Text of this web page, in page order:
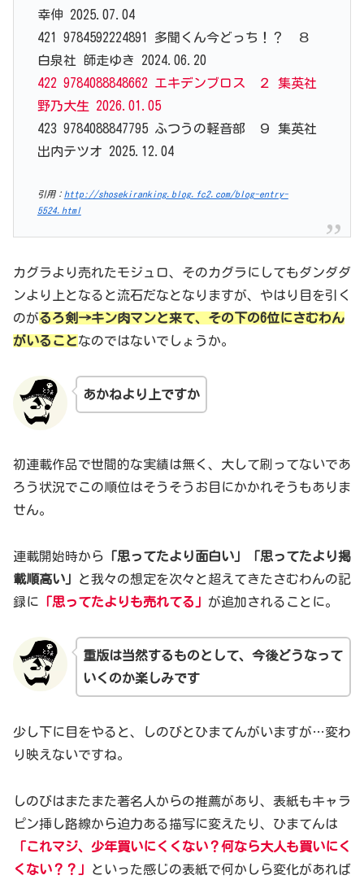
幸伸 2025.07.04
421 9784592224891 多聞くん今どっち！？ ８
白泉社 師走ゆき 2024.06.20
422 9784088848662 エキデンブロス ２ 集英社
野乃大生 2026.01.05
423 9784088847795 ふつうの軽音部 ９ 集英社
出内テツオ 2025.12.04
引用： http://shosekiranking.blog.fc2.com/blog-entry-
5524.html
カグラより売れたモジュロ、そのカグラにしてもダンダダ
ンより上となると流石だなとなりますが、やはり目を引く
のがるろ剣→キン肉マンと来て、その下の6位にさむわん
がいることなのではないでしょうか。
あかねより 上ですか
初連載作品で世間的な実績は無く、大して刷ってないであ
ろう状況でこの順位はそうそうお目にかかれそうもありま
せん。
連載開始時から 「思ってたより面白い」「思ってたより掲
載順高い」
と我々の想定を次々と超えてきたさむわんの記
録に 「思ってたよりも売れてる」 が追加されることに。
重版は当然するものとして、今後どうなって
いくのか楽しみです
少し下に目をやると、しのびとひまてんがいますが…変わ
り映えないですね。
しのびはまたまた著名人からの推薦があり、表紙もキャラ
ピン挿し路線から迫力ある描写に変えたり、ひまてんは
「これマジ、少年買いにくくない？何なら大人も買いにく
くない？？」
といった感じの表紙で何かしら変化があれば